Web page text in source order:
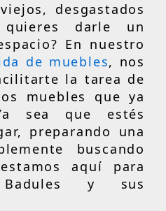
desgastados
darle un
En nuestro
de muebles, nos
la tarea de
muebles que ya
sea que estés
preparando una
buscando
aquí para
y sus